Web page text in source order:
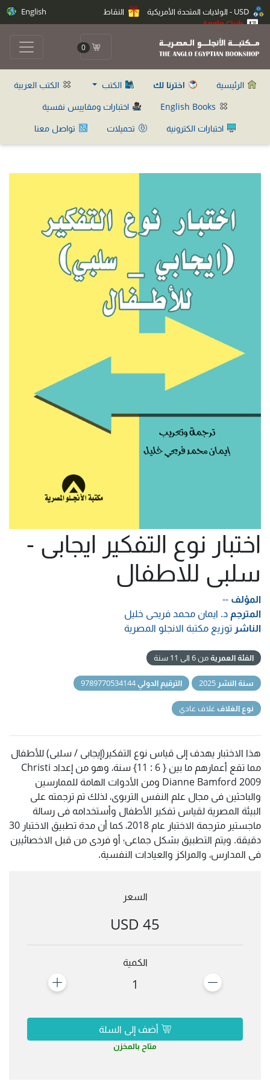
النقاط
Anglo Club
English
0
الرئيسية اخترنا لك الكتب
الكتب العربية
اختبارات ومقاييس نفسية
اختبارات الكترونية
تحميلات تواصل معنا
اختبار نوع التفكير ايجابى -
سلبى للاطفال
المؤلف --
المترجم د. ايمان محمد فريحى خليل
الناشر توزيع مكتبة الانجلو المصرية
الفئة العمريةمن 6 الى 11 سنة
سنة النشر الترقيم الدولي
نوع الغلاف غلاف عادي
هذا الاختبار يهدف إلى قياس نوع التفكير(إيجابى / سلبى) للأطفال
مما تقع أعمارهم ما بين { 6 : 11} سنة، وهو من إعداد Christi
Dianne Bamford 2009 ومن الأدوات الهامة للممارسين
والباحثين فى مجال علم النفس التربوى، لذلك تم ترجمته على
البيئة المصرية لقياس تفكير الأطفال وأستخدامه فى رسالة
ماجستير مترجمة الاختبار عام 2018، كما أن مدة تطبيق الاختبار 30
دقيقة. ويتم التطبيق بشكل جماعى؛ أو فردى من قبل الاخصائيين
فى المدارس، والمراكز والعيادات النفسية.
السعر
45 USD
الكمية
1
أضف إلى السلة
متاح بالمخزن